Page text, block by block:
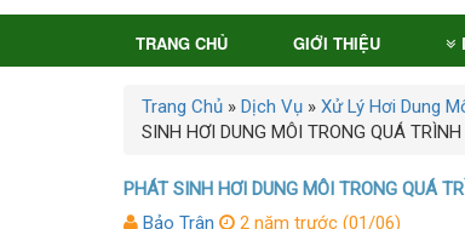
TRANG CHỦ GIỚI THIỆU
Trang Chủ » Dịch Vụ » Xử Lý Hơi Dung
SINH HƠI DUNG MÔI TRONG QUÁ
PHÁT SINH HƠI DUNG MÔI TRONG QUÁ
Bảo Trân
2 năm trước (01/06)